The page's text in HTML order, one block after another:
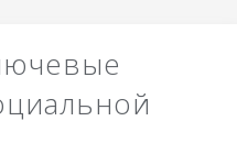
подписчиков.
чем более
популярным будет ваш